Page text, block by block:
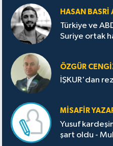
HASAN BASRI
Türkiye ve
Suriye ortak
ÖZGÜR
İŞKUR'dan
MISAFIR
Yusuf
şart oldu -